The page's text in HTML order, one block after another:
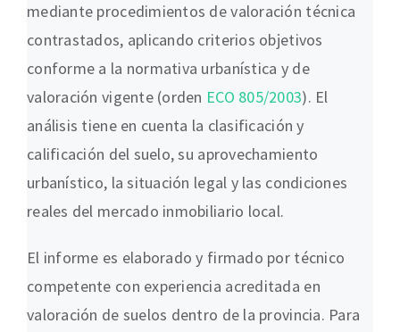
mediante procedimientos de valoración técnica
contrastados, aplicando criterios objetivos
conforme a la normativa urbanística y de
valoración vigente (orden ECO 805/2003). El
análisis tiene en cuenta la clasificación y
calificación del suelo, su aprovechamiento
urbanístico, la situación legal y las condiciones
reales del mercado inmobiliario local.
El informe es elaborado y firmado por técnico
competente con experiencia acreditada en
valoración de suelos dentro de la provincia. Para